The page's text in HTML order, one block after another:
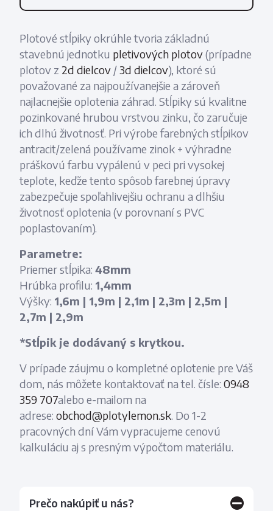
Plotové stĺpiky okrúhle tvoria základnú
stavebnú jednotku pletivových plotov(prípadne
plotov z 2d dielcov /3d dielcov), ktoré sú
považované za najpoužívanejšie a zároveň
najlacnejšie oplotenia záhrad. Stĺpiky sú kvalitne
pozinkované hrubou vrstvou zinku, čo zaručuje
ich dlhú životnosť. Pri výrobe farebných stĺpikov
antracit/zelená používame zinok + výhradne
práškovú farbu vypálenú v peci pri vysokej
teplote, keďže tento spôsob farebnej úpravy
zabezpečuje spoľahlivejšiu ochranu a dlhšiu
životnosť oplotenia (v porovnaní s PVC
poplastovaním).
Parametre:
Priemer stĺpika: 48mm
Hrúbka profilu: 1,4mm
Výšky: 1,6m | 1,9m | 2,1m | 2,3m | 2,5m |
2,7m | 2,9m
*Stĺpik je dodávaný s krytkou.
V prípade záujmu o kompletné oplotenie pre Váš
dom, nás môžete kontaktovať na tel. čísle: 0948
359 707alebo e-mailom na
adrese: obchod@plotylemon.sk. Do 1-2
pracovných dní Vám vypracujeme cenovú
kalkuláciu aj s presným výpočtom materiálu.
Prečo nakúpiť u nás?